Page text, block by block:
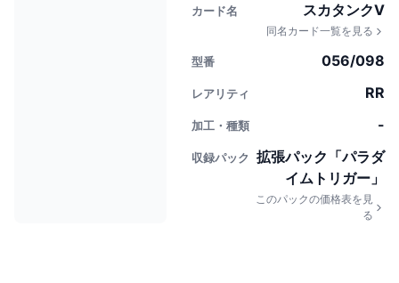
カード名 スカタンクV
同名カード一覧を見る
型番 056/098
レアリティ RR
加工・種類 -
収録パック
拡張パック「パラダ
イムトリガー」
このパックの価格表を見
る